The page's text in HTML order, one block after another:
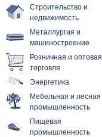
Строительство и
недвижимость
Металлургия и
машиностроение
Розничная и оптовая
торговля
Энергетика
Мебельная и лесная
промышленность
Пищевая
промышленность